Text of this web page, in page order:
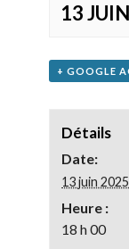
13
+ GOOGLE
Détails
Date:
13 juin 2025
Heure :
18 h 00